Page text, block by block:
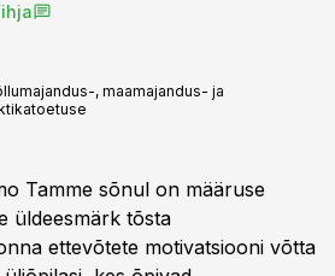
, maamajandus- ja
Tamme sõnul on määruse
üldeesmärk tõsta
ettevõtete motivatsiooni võtta